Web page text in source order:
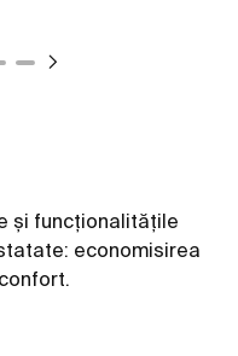
și funcționalitățile
economisirea